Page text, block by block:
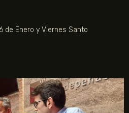
de Enero y Viernes Santo